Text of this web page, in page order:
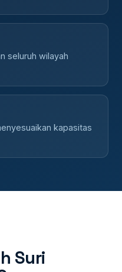
seluruh wilayah
kapasitas
Suri